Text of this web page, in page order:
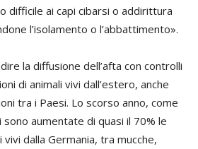
difficile ai capi cibarsi o addirittura
l’isolamento o l’abbattimento».
la diffusione dell’afta con controlli
di animali vivi dall’estero, anche
tra i Paesi. Lo scorso anno, come
aumentate di quasi il 70% le
dalla Germania, tra mucche,